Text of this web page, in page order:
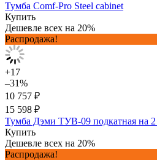
Тумба Comf-Pro Steel cabinet
Купить
Дешевле всех на 20%
Распродажа!
+17
–31%
10 757 ₽
15 598 ₽
Тумба Дэми ТУВ-09 подкатная на
Купить
Дешевле всех на 20%
Распродажа!